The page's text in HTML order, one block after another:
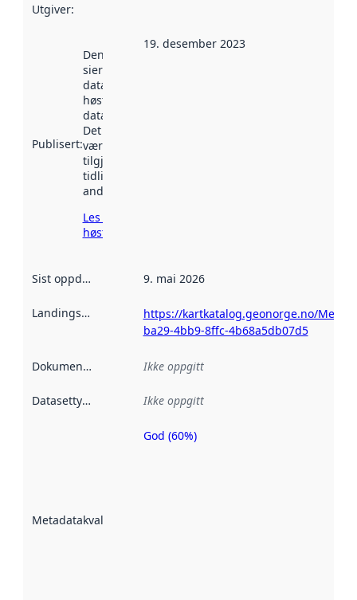
Utgiver:
Publisert:
Denne datoen
sier når
datasettet ble
høstet av
data.norge.no.
Det kan ha
vært
tilgjengelig
tidligere
andre steder.
Les mer om
høsting her
19. desember 2023
Sist oppdatert 9. mai 2026
Landingsside
https://kartkatalog.geonorge.no/
ba29-4bb9-8ffc-4b68a5db07d5
Dokumentasjon Ikke oppgitt
Datasettype Ikke oppgitt
Metadatakvalitet
Metadatakvalitet
God (60%)